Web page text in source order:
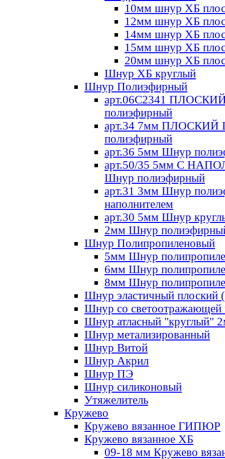
10мм шнур ХБ
12мм шнур ХБ
14мм шнур ХБ
15мм шнур ХБ
20мм шнур ХБ
Шнур ХБ круглый
Шнур Полиэфирный
арт.06С2341
полиэфирный
арт.34 7мм ПЛОСКИЙ
полиэфирный
арт.36 5мм Шнур
арт.50/35 5мм С
Шнур полиэфирный
арт.31 3мм Шнур
наполнителем
арт.30 5мм Шнур
2мм Шнур
Шнур Полипропиленовый
5мм Шнур
6мм Шнур
8мм Шнур
Шнур эластичный плоский
Шнур со светоотражающей
Шнур атласный "круглый"
Шнур метализированный
Шнур Витой
Шнур Акрил
Шнур ПЭ
Шнур силиконовый
Утяжелитель
Кружево
Кружево вязанное ГИПЮР
Кружево вязанное ХБ
09-18 мм Кружево